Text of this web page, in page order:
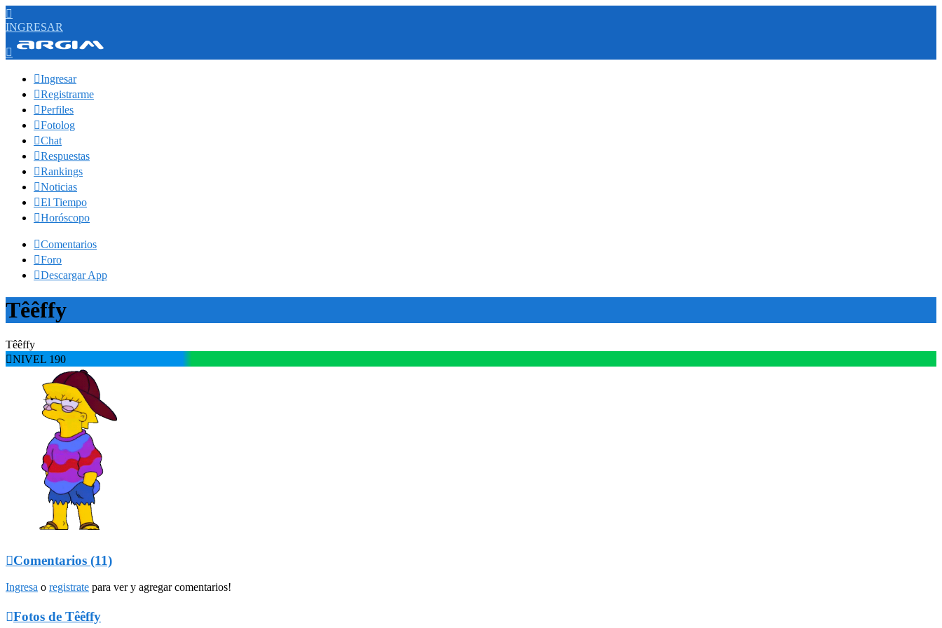

INGRESAR

Ingresar
Registrarme
Perfiles
Fotolog
Chat
Respuestas
Rankings
Noticias
El Tiempo
Horóscopo
Comentarios
Foro
Descargar App
Têêffy
Têêffy
NIVEL 190
Comentarios (11)
Ingresa o registrate para ver y agregar comentarios!
Fotos de Têêffy